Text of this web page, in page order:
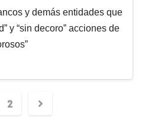
y demás entidades que
y “sin decoro” acciones de
2